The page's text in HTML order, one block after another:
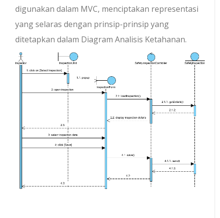
digunakan dalam MVC, menciptakan representasi
yang selaras dengan prinsip-prinsip yang
ditetapkan dalam Diagram Analisis Ketahanan.